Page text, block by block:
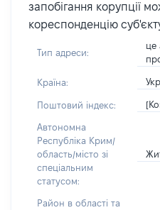
запобігання корупції
кореспонденцію
Тип адреси:
це
Країна:
Поштовий індекс:
Автономна
Республіка Крим/
область/місто зі
спеціальним
статусом:
Район в області та